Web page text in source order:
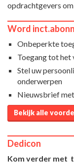
opdrachtgevers
Word
Onbeperkte
Toegang tot
Stel uw
onderwerpen
Nieuwsbrief
Bekijk alle
Dedicon
Kom verder met